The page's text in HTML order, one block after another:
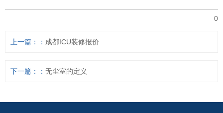
0
上一篇： 成都ICU装修报价
下一篇： 无尘室的定义